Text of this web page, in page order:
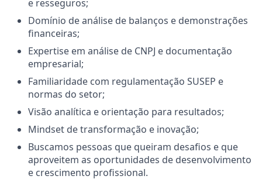
e resseguros;
Domínio de análise de balanços e demonstrações
financeiras;
Expertise em análise de CNPJ e documentação
empresarial;
Familiaridade com regulamentação SUSEP e
normas do setor;
Visão analítica e orientação para resultados;
Mindset de transformação e inovação;
Buscamos pessoas que queiram desafios e que
aproveitem as oportunidades de desenvolvimento
e crescimento profissional.